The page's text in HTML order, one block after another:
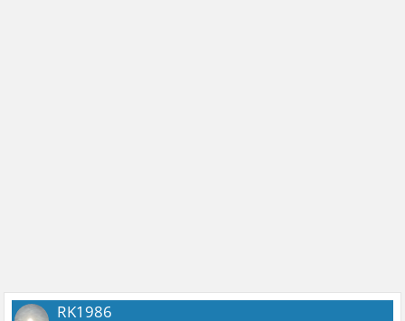
RK1986